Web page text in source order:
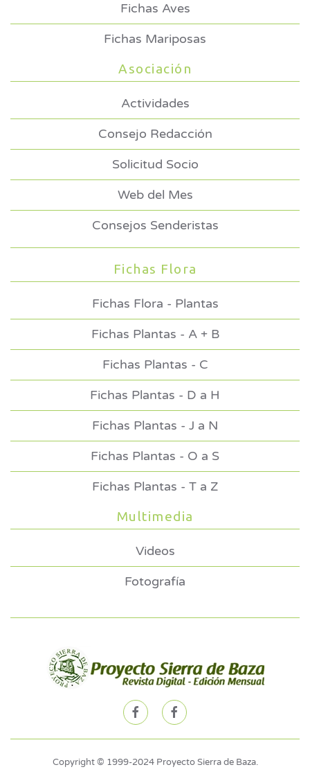
Fichas Aves
Fichas Mariposas
Asociación
Actividades
Consejo Redacción
Solicitud Socio
Web del Mes
Consejos Senderistas
Fichas Flora
Fichas Flora - Plantas
Fichas Plantas - A + B
Fichas Plantas - C
Fichas Plantas - D a H
Fichas Plantas - J a N
Fichas Plantas - O a S
Fichas Plantas - T a Z
Multimedia
Videos
Fotografía
Copyright © 1999-2024 Proyecto Sierra de Baza.